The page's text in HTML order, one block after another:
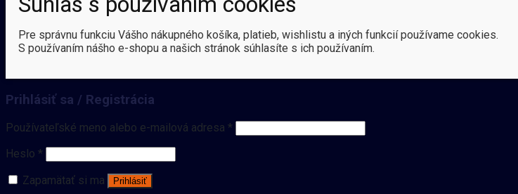
Pre správnu funkciu Vášho nákupného košíka, platieb, wishlistu a iných funkcií používame cookies.
S používaním nášho e-shopu a našich stránok súhlasíte s ich používaním.
Prihlásiť sa / Registrácia
Používateľské meno alebo e-mailová adresa *
Heslo *
Zapamätať si ma
Prihlásiť